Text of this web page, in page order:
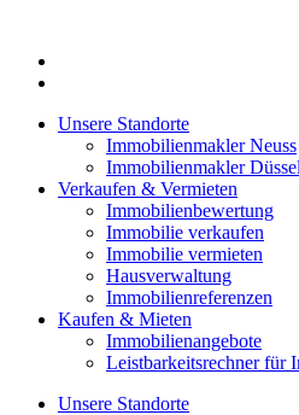
springen
Unsere Standorte
Immobilienmakler Neuss
Immobilienmakler
Verkaufen & Vermieten
Immobilienbewertung
Immobilie verkaufen
Immobilie vermieten
Hausverwaltung
Immobilienreferenzen
Kaufen & Mieten
Immobilienangebote
Leistbarkeitsrechner für
Unsere Standorte